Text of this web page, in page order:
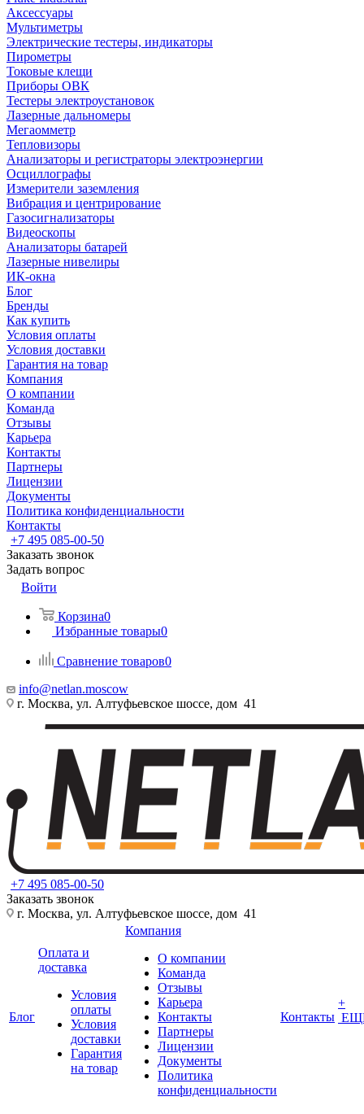
Аксессуары
Мультиметры
Электрические тестеры, индикаторы
Пирометры
Токовые клещи
Приборы ОВК
Тестеры электроустановок
Лазерные дальномеры
Мегаомметр
Тепловизоры
Анализаторы и регистраторы электроэнергии
Осциллографы
Измерители заземления
Вибрация и центрирование
Газосигнализаторы
Видеоскопы
Анализаторы батарей
Лазерные нивелиры
ИК-окна
Блог
Бренды
Как купить
Условия оплаты
Условия доставки
Гарантия на товар
Компания
О компании
Команда
Отзывы
Карьера
Контакты
Партнеры
Лицензии
Документы
Политика конфиденциальности
Контакты
+7 495 085-00-50
Заказать звонок
Задать вопрос
Войти
Корзина0
Избранные товары0
Сравнение товаров0
info@netlan.moscow
г. Москва, ул. Алтуфьевское шоссе, дом 41
+7 495 085-00-50
Заказать звонок
г. Москва, ул. Алтуфьевское шоссе, дом 41
Блог
Оплата и
доставка
Условия
оплаты
Условия
доставки
Гарантия
на товар
Компания
О компании
Команда
Отзывы
Карьера
Контакты
Партнеры
Лицензии
Документы
Политика
конфиденциальности
Контакты
+